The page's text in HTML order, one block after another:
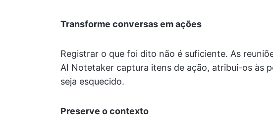
Transforme conversas em ações
Registrar o que foi dito não é suficiente. As
AI Notetaker captura itens de ação, atribui-os às
seja esquecido.
Preserve o contexto